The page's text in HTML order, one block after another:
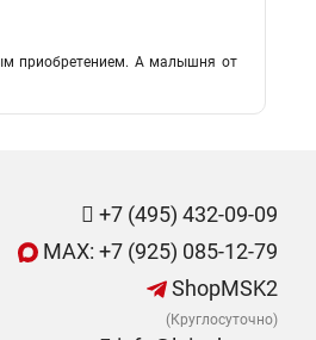
приобретением. А малышня от
+7 (495) 432-09-09
MAX: +7 (925) 085-12-79
ShopMSK2
(Круглосуточно)